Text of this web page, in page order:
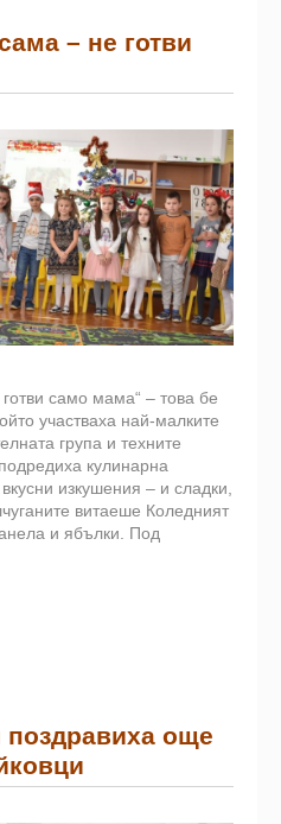
– не готви
само мама“ – това бе
участваха най-малките
група и техните
кулинарна
изкушения – и сладки,
витаеше Коледният
и ябълки. Под
още